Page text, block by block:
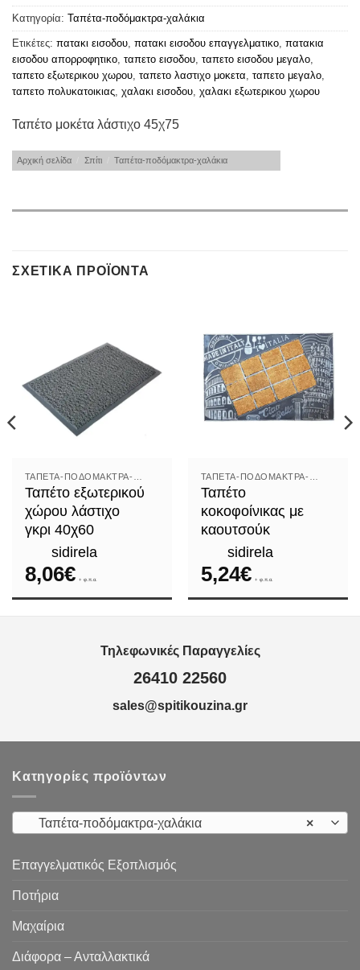
Κατηγορία: Ταπέτα-ποδόμακτρα-χαλάκια
Ετικέτες: πατακι εισοδου πατακι εισοδου επαγγελματικο πατακια
εισοδου απορροφητικο ταπετο εισοδου ταπετο εισοδου μεγαλο
ταπετο εξωτερικου χωρου ταπετο λαστιχο μοκετα ταπετο μεγαλο
ταπετο πολυκατοικιας χαλακι εισοδου χαλακι εξωτερικου χωρου
Ταπέτο μοκέτα λάστιχο 45χ75
Αρχική σελίδα Σπίτι Ταπέτα-ποδόμακτρα-χαλάκια
ΣΧΕΤΙΚΆ ΠΡΟΪΌΝΤΑ
Ταπέτο εξωτερικού
χώρου λάστιχο
γκρι 40χ60
sidirela
8,06€ + φ.π.α.
Ταπέτο
κοκοφοίνικας με
καουτσούκ
sidirela
5,24€ + φ.π.α.
Τηλεφωνικές Παραγγελίες
26410 22560
sales@spitikouzina.gr
Κατηγορίες προϊόντων
×
Ταπέτα-ποδόμακτρα-χαλάκια
Επαγγελματικός Εξοπλισμός
Ποτήρια
Μαχαίρια
Διάφορα – Ανταλλακτικά